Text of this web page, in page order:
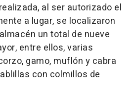
al ser autorizado el
a lugar, se localizaron
un total de nueve
entre ellos, varias
gamo, muflón y cabra
con colmillos de